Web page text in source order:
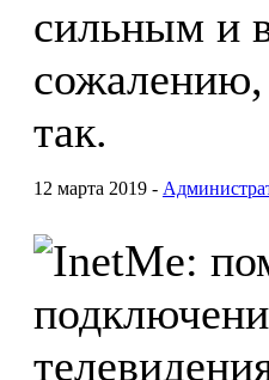
сильным и
сожалению,
так.
12 марта 2019 -